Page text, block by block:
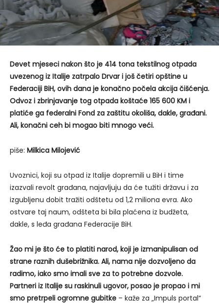
Devet mjeseci nakon što je 414 tona tekstilnog otpada
uvezenog iz Italije zatrpalo Drvar i još četiri opštine u
Federaciji BiH, ovih dana je konačno počela akcija čišćenja.
Odvoz i zbrinjavanje tog otpada koštaće 165 600 KM i
platiće ga federalni Fond za zaštitu okoliša, dakle, građani.
Ali, konačni ceh bi mogao biti mnogo veći.
piše: Milkica Milojević
Uvoznici, koji su otpad iz Italije dopremili u BiH i time
izazvali revolt građana, najavljuju da će tužiti državu i za
izgubljenu dobit tražiti odštetu od 1,2 miliona evra. Ako
ostvare taj naum, odšteta bi bila plaćena iz budžeta,
dakle, s leđa građana Federacije BiH.
Žao mi je što će to platiti narod, koji je izmanipulisan od
strane raznih dušebrižnika. Ali, nama nije dozvoljeno da
radimo, iako smo imali sve za to potrebne dozvole.
Partneri iz Italije su raskinuli ugovor, posao je propao i mi
smo pretrpeli ogromne gubitke – kaže za „Impuls portal“